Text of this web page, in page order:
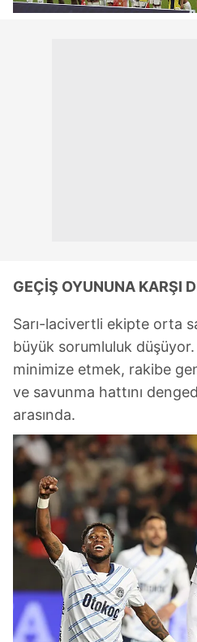
GEÇİŞ OYUNUNA KARŞI
Sarı-lacivertli ekipte orta
büyük sorumluluk düşüyor.
minimize etmek, rakibe
ve savunma hattını
arasında.